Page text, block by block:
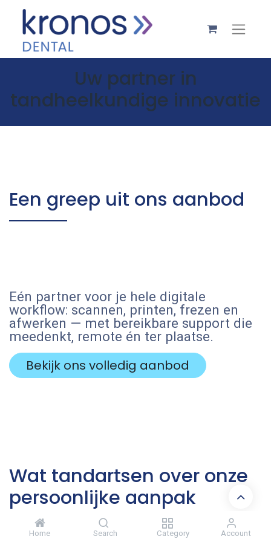
Home Search Category Account
Uw partner in
tandheelkundige innovatie
Een greep uit ons aanbod
Eén partner voor je hele digitale
workflow: scannen, printen, frezen en
afwerken — met bereikbare support die
meedenkt, remote én ter plaatse.
Bekijk ons volledig aanbod
Wat tandartsen over onze
persoonlijke aanpak
zeggen